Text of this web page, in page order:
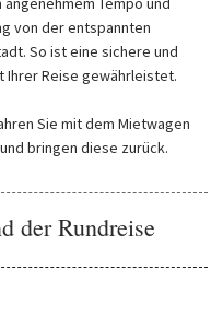
von der entspannten
So ist eine sichere und
Ihrer Reise gewährleistet.
Sie mit dem Mietwagen
bringen diese zurück.
der Rundreise